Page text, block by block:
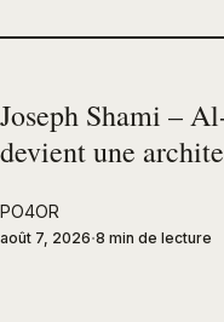
Joseph Shami –
devient une
PO4OR
août 7, 2026 8 min de lecture